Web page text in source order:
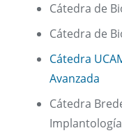
Cátedra de
Cátedra de
Cátedra
Avanzada
Cátedra
Implantología